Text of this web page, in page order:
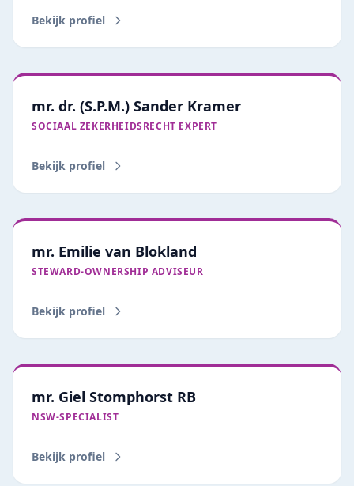
Bekijk profiel
mr. dr. (S.P.M.) Sander Kramer
SOCIAAL ZEKERHEIDSRECHT EXPERT
Bekijk profiel
mr. Emilie van Blokland
STEWARD‑OWNERSHIP ADVISEUR
Bekijk profiel
mr. Giel Stomphorst RB
NSW-SPECIALIST
Bekijk profiel